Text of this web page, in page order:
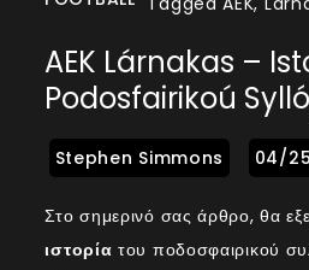
AEK Lárnakas –
Podosfairikoú
Στο σημερινό σας άρθρο, θα
ιστορία του ποδοσφαιρικού